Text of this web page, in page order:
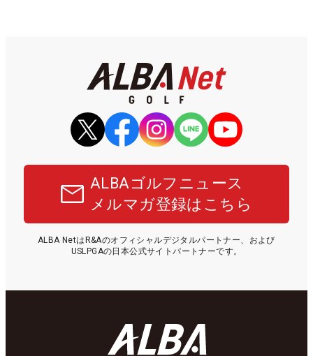
ALBAゴルフニュース
メルマガ登録はこちら
ALBA NetはR&Aのオフィシャルデジタルパートナー、および
USLPGAの日本公式サイトパートナーです。